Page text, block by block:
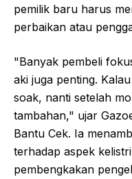
pemilik baru harus
perbaikan atau
"Banyak pembeli
aki juga penting.
soak, nanti setelah
tambahan," ujar
Bantu Cek. Ia
terhadap aspek
pembengkakan